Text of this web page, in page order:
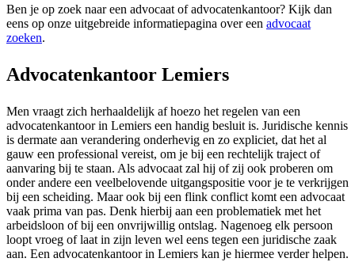
Ben je op zoek naar een advocaat of advocatenkantoor? Kijk dan
eens op onze uitgebreide informatiepagina over een advocaat
zoeken.
Advocatenkantoor Lemiers
Men vraagt zich herhaaldelijk af hoezo het regelen van een
advocatenkantoor in Lemiers een handig besluit is. Juridische kennis
is dermate aan verandering onderhevig en zo expliciet, dat het al
gauw een professional vereist, om je bij een rechtelijk traject of
aanvaring bij te staan. Als advocaat zal hij of zij ook proberen om
onder andere een veelbelovende uitgangspositie voor je te verkrijgen
bij een scheiding. Maar ook bij een flink conflict komt een advocaat
vaak prima van pas. Denk hierbij aan een problematiek met het
arbeidsloon of bij een onvrijwillig ontslag. Nagenoeg elk persoon
loopt vroeg of laat in zijn leven wel eens tegen een juridische zaak
aan. Een advocatenkantoor in Lemiers kan je hiermee verder helpen.